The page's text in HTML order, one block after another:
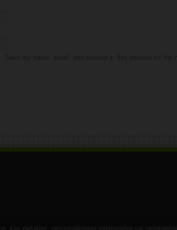
kas radušies, nespeciālistiem interpretējot vai